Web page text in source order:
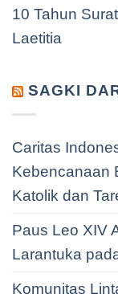
10 Tahun
Laetitia
SAGKI
Caritas
Kebencanaan
Katolik dan
Paus Leo XIV
Larantuka
Komunitas